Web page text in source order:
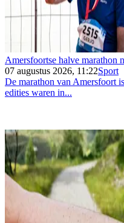
Amersfoortse halve marathon
07 augustus 2026, 11:22Sport
De marathon van Amersfoort
edities waren in...